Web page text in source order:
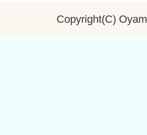
Copyright(C)